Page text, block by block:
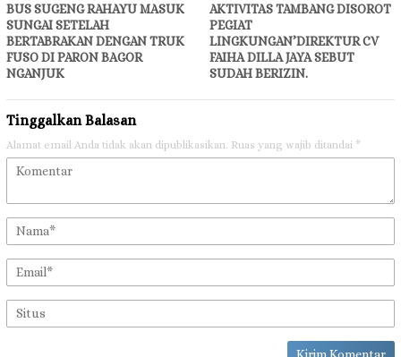
BUS SUGENG RAHAYU MASUK
SUNGAI SETELAH
BERTABRAKAN DENGAN TRUK
FUSO DI PARON BAGOR
NGANJUK
AKTIVITAS TAMBANG DISOROT
PEGIAT
LINGKUNGAN’DIREKTUR CV
FAIHA DILLA JAYA SEBUT
SUDAH BERIZIN.
Tinggalkan Balasan
Alamat email Anda tidak akan dipublikasikan. Ruas yang wajib ditandai *